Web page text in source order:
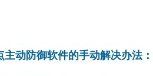
主动防御软件的手动解决办法：